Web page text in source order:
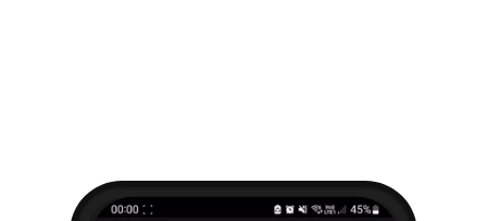
Camera